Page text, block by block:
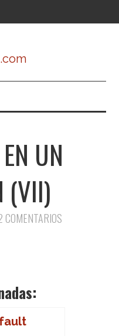
UN
(VII)
COMENTARIOS